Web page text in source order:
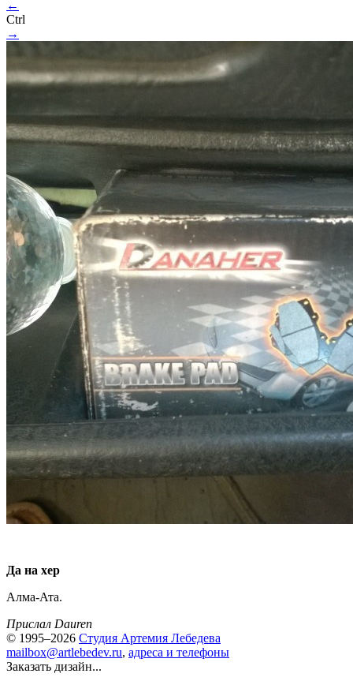
←
Ctrl
→
Да на хер
Алма-Ата.
Прислал Dauren
© 1995–2026 Студия Артемия Лебедева
mailbox@artlebedev.ru, адреса и телефоны
Заказать дизайн...